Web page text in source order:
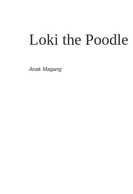
Loki the Poodle
Anak Magang